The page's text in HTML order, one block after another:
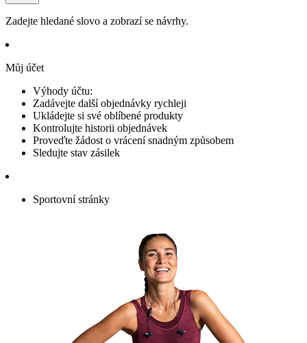
Zadejte hledané slovo a zobrazí se návrhy.
Můj účet
Výhody účtu:
Zadávejte další objednávky rychleji
Ukládejte si své oblíbené produkty
Kontrolujte historii objednávek
Proveďte žádost o vrácení snadným způsobem
Sledujte stav zásilek
Sportovní stránky